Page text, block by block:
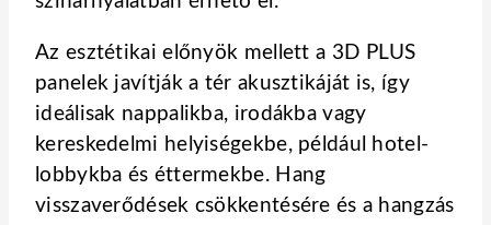
Az esztétikai előnyök mellett a 3D PLUS
panelek javítják a tér akusztikáját is, így
ideálisak nappalikba, irodákba vagy
kereskedelmi helyiségekbe, például hotel-
lobbykba és éttermekbe. Hang
visszaverődések csökkentésére és a hangzás